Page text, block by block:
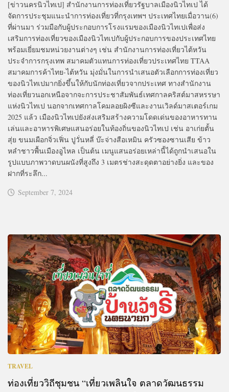
[ข่าวนครนิวไทเป] สำนักงานการท่องเที่ยวรัฐบาลเมืองนิวไทเป ได้
จัดการประชุมแนะนำการท่องเที่ยวที่กรุงเทพฯ ประเทศไทยเมื่อวาน(6)
ที่ผ่านมา ร่วมมือกับผู้ประกอบการโรงแรมของเมืองนิวไทเปเพื่อส่ง
เสริมการท่องเที่ยวของเมืองนิวไทเปกับผู้ประกอบการของประเทศไทย
พร้อมเยี่ยมชมหน่วยงานต่างๆ เช่น สำนักงานการท่องเที่ยวไต้หวัน
ประจำการกรุงเทพ สมาคมตัวแทนการท่องเที่ยวประเทศไทย TTAA
สมาคมการค้าไทย-ไต้หวัน มุ่งมั่นในการนำเสนอตัวเลือกการท่องเที่ยว
ของนิวไทเปมากยิ่งขึ้นให้กับนักท่องเที่ยวจากประเทศ ทางสำนักงาน
ท่องเที่ยวนอกเหนือจากจะการประชาสัมพันธ์เทศกาลคริสต์มาสหรรษา
แห่งนิวไทเป นอกจากเทศกาลโคมลอยผิงซีและงานเวิลด์มาสเตอร์เกม
2025 แล้ว เมืองนิวไทเปยังส่งเสริมสร้างความโดดเด่นของอาหารทาน
เล่นและอาหารพิเศษแสนอร่อยในท้องถิ่นของนิวไทเป เช่น อาเก่ยตั้น
สุ่ย ขนมเผือกจิ่วเฟิ่น ปูวั่นหลี่ บ๊ะจ่างสือเหมิน ครัวซองซานเสีย ข้าว
หลำชาวพื้นเมืองอูไหล เป็นต้น เมนูแสนอร่อยเหล่านี้ได้ถูกนำเสนอใน
รูปแบบภาพวาดบนผนังที่สูงถึง 3 เมตรช่างสะดุดตาอย่างยิ่ง และของ
ฝากที่ระลึก...
September 7, 2024
TRAVEL
ท่องเที่ยววิถีชุมชน “เที่ยวเพลินใจ ตลาดวัฒนธรรม